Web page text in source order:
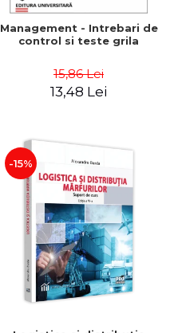
Management - Intrebari de
control si teste grila
15,86 Lei
13,48 Lei
-15%